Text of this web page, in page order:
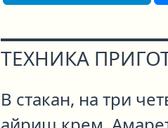
ТЕХНИКА
В стакан, на три